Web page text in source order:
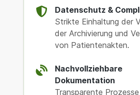
Datenschutz &
Strikte Einhaltung der
der Archivierung und
von Patientenakten.
Nachvollziehbare
Dokumentation
Transparente